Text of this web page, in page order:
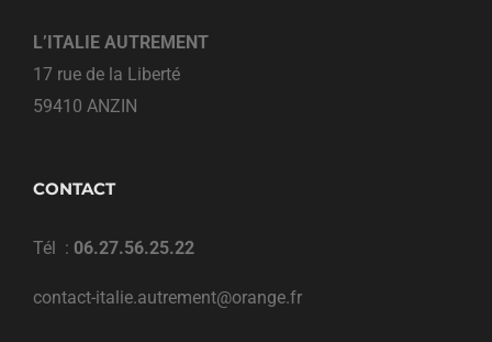
L’ITALIE AUTREMENT
17 rue de la Liberté
59410 ANZIN
CONTACT
Tél : 06.27.56.25.22
contact-italie.autrement@orange.fr